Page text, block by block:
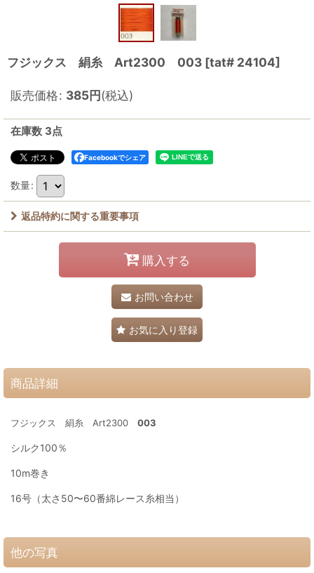
フジックス 絹糸 Art2300 003 [tat# 24104]
販売価格: 385円(税込)
在庫数 3点
Facebookでシェア
数量:
返品特約に関する重要事項
購入する
お問い合わせ
お気に入り登録
商品詳細
フジックス 絹糸 Art2300 003
シルク100％
10m巻き
16号（太さ50〜60番綿レース糸相当）
他の写真